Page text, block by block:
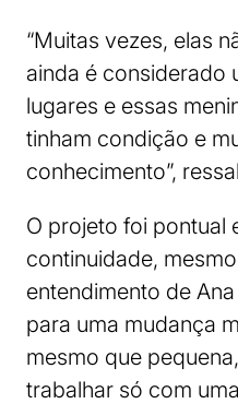
“Muitas vezes, elas
ainda é considerado
lugares e essas
tinham condição e
conhecimento”,
O projeto foi pontual
continuidade,
entendimento de
para uma mudança
mesmo que
trabalhar só com